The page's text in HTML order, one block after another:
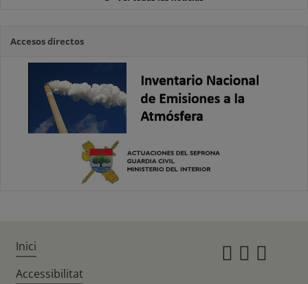
Accesos directos
Inici
Accessibilitat